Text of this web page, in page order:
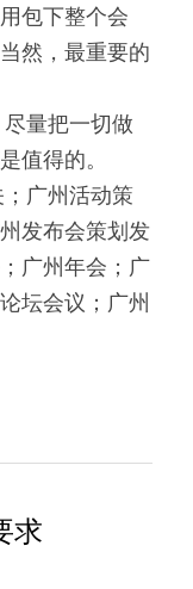
包下整个会
然，最重要的
量把一切做
值得的。
广州活动策
发布会策划发
广州年会；广
坛会议；广州
求